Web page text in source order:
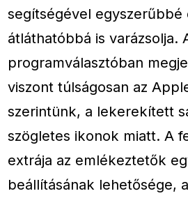
segítségével egyszerűbbé
átláthatóbbá is varázsolja.
programválasztóban
viszont túlságosan az
szerintünk, a lekerekített
szögletes ikonok miatt. A
extrája az emlékeztetők
beállításának lehetősége,